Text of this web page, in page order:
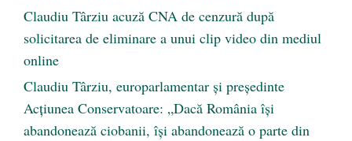
Claudiu Târziu acuză CNA de cenzură după
solicitarea de eliminare a unui clip video din mediul
online
Claudiu Târziu, europarlamentar și președinte
Acțiunea Conservatoare: „Dacă România își
abandonează ciobanii, își abandonează o parte din